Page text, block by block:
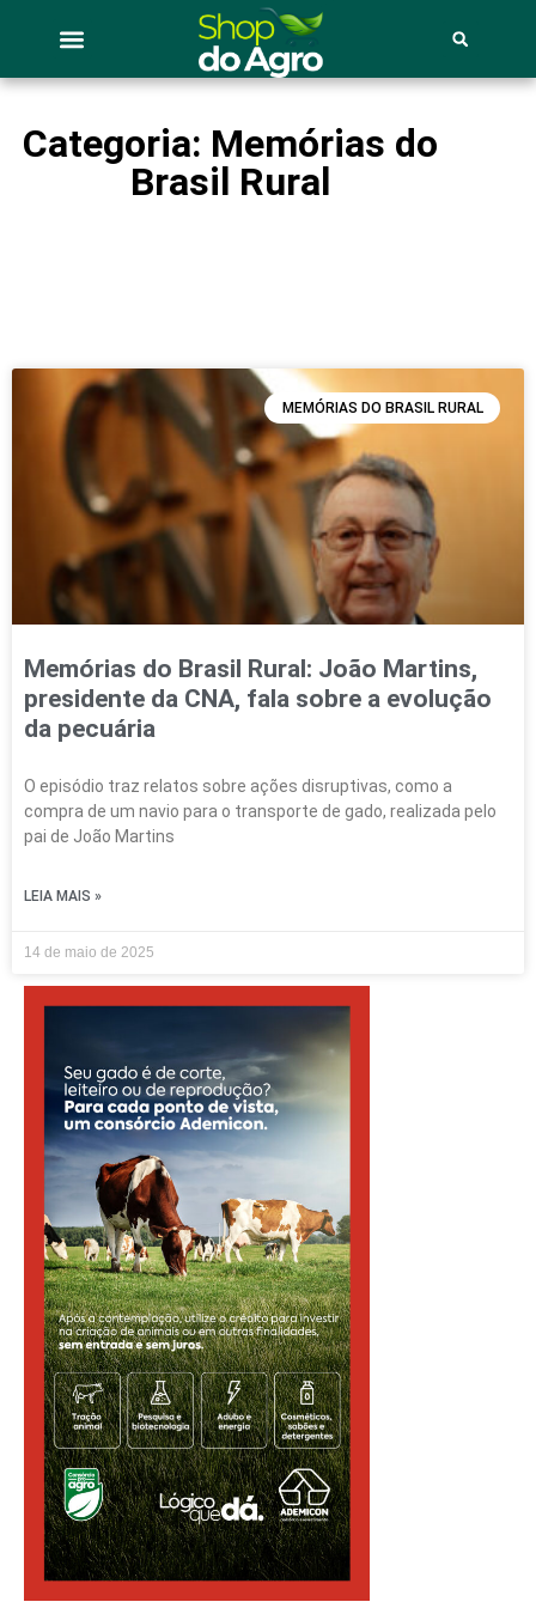
Categoria: Memórias do
Brasil Rural
MEMÓRIAS DO BRASIL RURAL
Memórias do Brasil Rural: João Martins,
presidente da CNA, fala sobre a evolução
da pecuária
O episódio traz relatos sobre ações disruptivas, como a
compra de um navio para o transporte de gado, realizada pelo
pai de João Martins
LEIA MAIS »
14 de maio de 2025